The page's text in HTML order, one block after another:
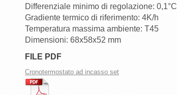
Differenziale minimo di regolazione: 0,1°C
Gradiente termico di riferimento: 4K/h
Temperatura massima ambiente: T45
Dimensioni: 68x58x52 mm
FILE PDF
Cronotermostato ad incasso set